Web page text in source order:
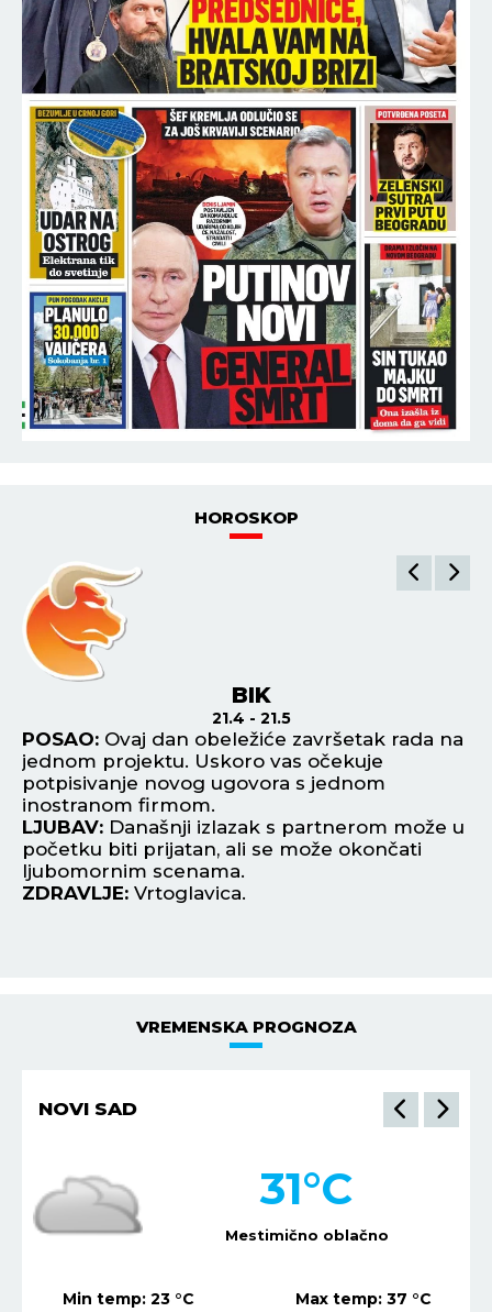
HOROSKOP
BIK
21.4 - 21.5
POSAO: Ovaj dan obeležiće završetak rada na
jednom projektu. Uskoro vas očekuje
potpisivanje novog ugovora s jednom
inostranom firmom.
LJUBAV: Današnji izlazak s partnerom može u
početku biti prijatan, ali se može okončati
ljubomornim scenama.
ZDRAVLJE: Vrtoglavica.
VREMENSKA PROGNOZA
NOVI SAD
Mestimično oblačno
31°C
Min temp:23 °C Max temp: 37 °C